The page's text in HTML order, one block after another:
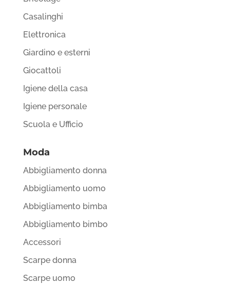
Casalinghi
Elettronica
Giardino e esterni
Giocattoli
Igiene della casa
Igiene personale
Scuola e Ufficio
Moda
Abbigliamento donna
Abbigliamento uomo
Abbigliamento bimba
Abbigliamento bimbo
Accessori
Scarpe donna
Scarpe uomo